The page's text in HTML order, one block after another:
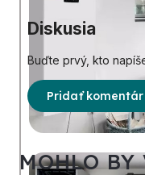
Diskusia
Buďte prvý, kto
Pridať komentár
MOHLO